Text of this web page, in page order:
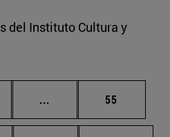
del Instituto Cultura y
... Páginas intermedias
Página
55